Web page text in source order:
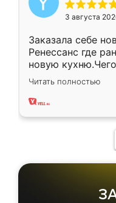
3 августа
Заказала себе
Ренессанс где
новую
вполне
два года,
Читать полностью